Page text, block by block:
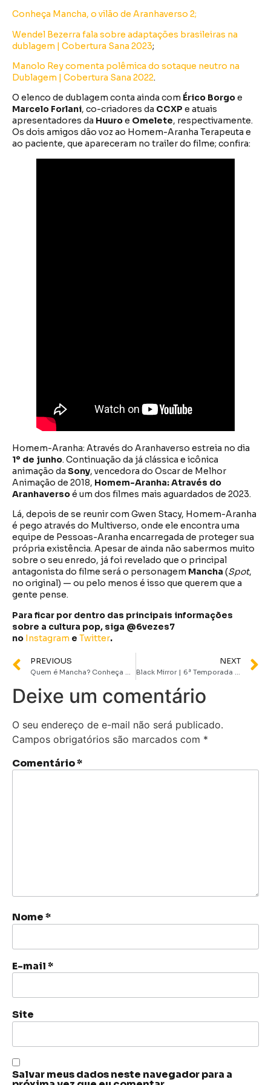
Conheça Mancha, o vilão de Aranhaverso 2;
Wendel Bezerra fala sobre adaptações brasileiras na
dublagem | Cobertura Sana 2023;
Manolo Rey comenta polêmica do sotaque neutro na
Dublagem | Cobertura Sana 2022.
O elenco de dublagem conta ainda com Érico Borgoe
Marcelo Forlani, co-criadores da CCXP e atuais
apresentadores da Huuroe Omelete, respectivamente.
Os dois amigos dão voz ao Homem-Aranha Terapeuta e
ao paciente, que apareceram no trailer do filme; confira:
Homem-Aranha: Através do Aranhaverso estreia no dia
1º de junho. Continuação da já clássica e icônica
animação da Sony, vencedora do Oscar de Melhor
Animação de 2018, Homem-Aranha: Através do
Aranhaversoé um dos filmes mais aguardados de 2023.
Lá, depois de se reunir com Gwen Stacy, Homem-Aranha
é pego através do Multiverso, onde ele encontra uma
equipe de Pessoas-Aranha encarregada de proteger sua
própria existência. Apesar de ainda não sabermos muito
sobre o seu enredo, já foi revelado que o principal
antagonista do filme será o personagem Mancha (Spot,
no original) — ou pelo menos é isso que querem que a
gente pense.
Para ficar por dentro das principais informações
sobre a cultura pop, siga @6vezes7
no Instagram e Twitter.
PREVIOUS
Quem é Mancha? Conheça o vilão de Homem-Aranha: Através do Aranhaverso
NEXT
Black Mirror | 6ª Temporada ganha data de estreia em trailer inédito; assista
Deixe um comentário
O seu endereço de e-mail não será publicado.
Campos obrigatórios são marcados com *
Comentário*
Nome*
E-mail*
Site
Salvar meus dados neste navegador para a